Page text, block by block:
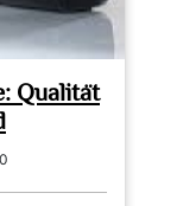
Qualität